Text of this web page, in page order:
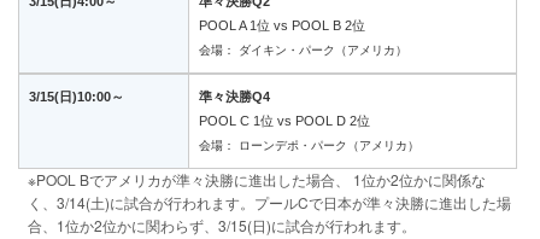
POOL A 1位 vs POOL B 2位
会場： ダイキン・パーク（アメリカ）
3/15(日)10:00～
準々決勝Q4
POOL C 1位 vs POOL D 2位
会場： ローンデポ・パーク（アメリカ）
※POOL Bでアメリカが準々決勝に進出した場合、 1位か2位かに関係な
く、3/14(土)に試合が行われます。プールCで日本が準々決勝に進出した場
合、1位か2位かに関わらず、3/15(日)に試合が行われます。